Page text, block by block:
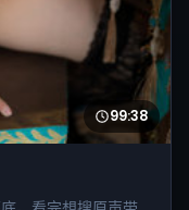
99:38